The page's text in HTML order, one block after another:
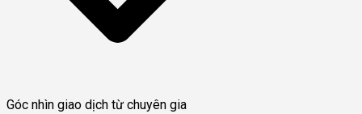
Góc nhìn giao dịch từ chuyên gia